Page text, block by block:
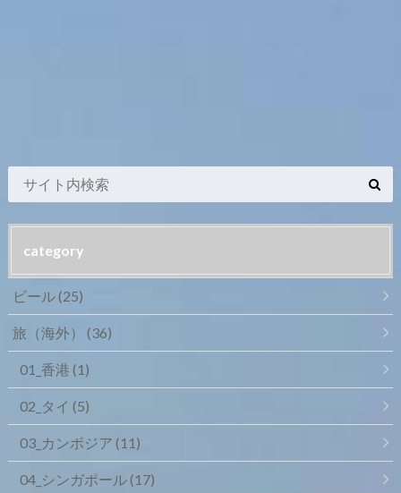
category
ビール(25)
旅（海外） (36)
01_香港 (1)
02_タイ (5)
03_カンボジア (11)
04_シンガポール(17)